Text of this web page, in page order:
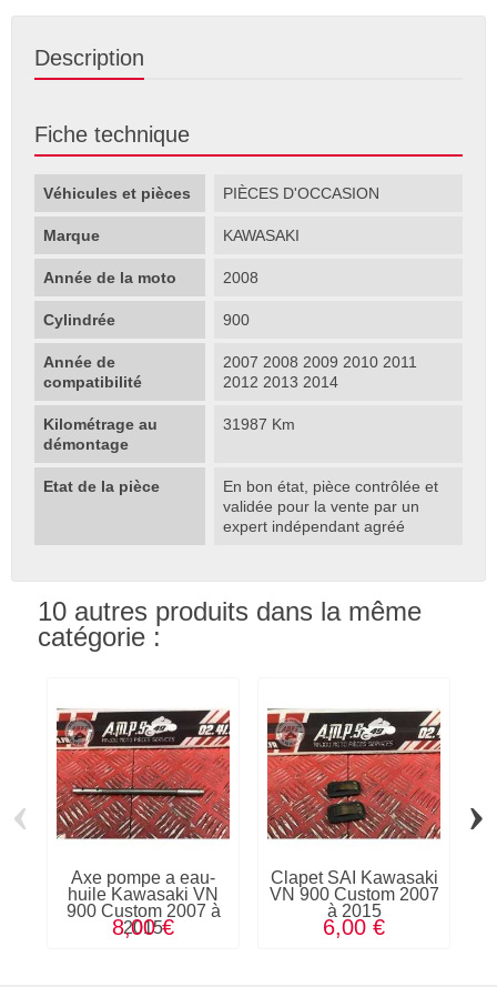
Description
Fiche technique
Véhicules et pièces PIÈCES D'OCCASION
Marque KAWASAKI
Année de la moto 2008
Cylindrée 900
Année de
compatibilité
2007 2008 2009 2010 2011
2012 2013 2014
Kilométrage au
démontage
31987 Km
Etat de la pièce
En bon état, pièce contrôlée et
validée pour la vente par un
expert indépendant agréé
10 autres produits dans la même
catégorie :
Axe pompe a eau-
huile Kawasaki VN
900 Custom 2007 à
2015
8,00 €
Clapet SAI Kawasaki
VN 900 Custom 2007
à 2015
6,00 €
‹ ›